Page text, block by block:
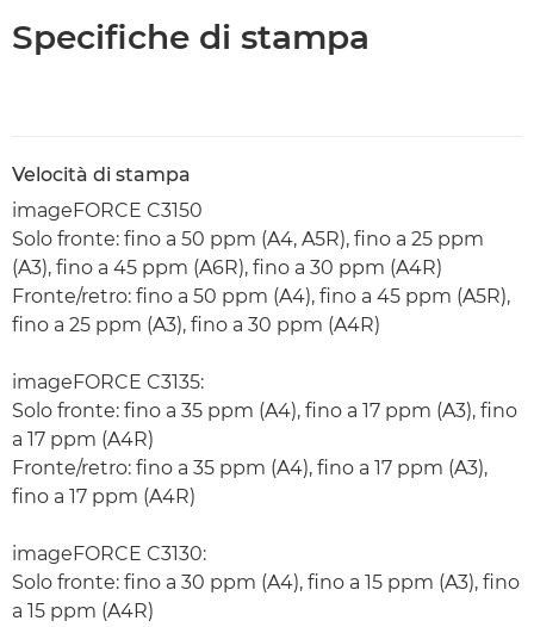
Specifiche di stampa
Velocità di stampa
imageFORCE C3150
Solo fronte: fino a 50 ppm (A4, A5R), fino a 25 ppm
(A3), fino a 45 ppm (A6R), fino a 30 ppm (A4R)
Fronte/retro: fino a 50 ppm (A4), fino a 45 ppm (A5R),
fino a 25 ppm (A3), fino a 30 ppm (A4R)
imageFORCE C3135:
Solo fronte: fino a 35 ppm (A4), fino a 17 ppm (A3), fino
a 17 ppm (A4R)
Fronte/retro: fino a 35 ppm (A4), fino a 17 ppm (A3),
fino a 17 ppm (A4R)
imageFORCE C3130:
Solo fronte: fino a 30 ppm (A4), fino a 15 ppm (A3), fino
a 15 ppm (A4R)